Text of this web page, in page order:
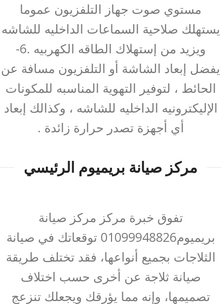
مستوي صوت جهاز التلفزيون عموما
يستهلك صلاحية السماعات الداخليه للشاشه
ويزيد من إستهلاك الطاقه الكهربيه .6-
يفضل إبعاد الشاشة أو التلفزيون مسافة عن
الحائط ، لتوفير التهوية المناسبه للمكونات
الإليكترونيه الداخليه للشاشه ، وكذالك إبعاد
أي أجهزة تصدر حرارة زائدة .
مركز صيانة بريميوم الرئيسي
تفوق خبرة مركز مركز صيانة
بريميوم01099948826 توقعاتك في صيانة
الثلاجات بجميع أنواعها، فقد تختلف طريقة
صيانة ثلاجة عن أخرى حسب اختلاف
تصميمها، وإنه مما يؤرقك ويجعلك تنزعج